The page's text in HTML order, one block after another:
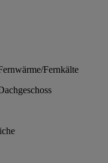
Fernkälte